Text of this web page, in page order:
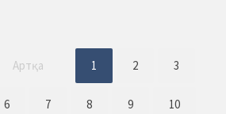
Артқа 1 2 3
6 7 8 9 10